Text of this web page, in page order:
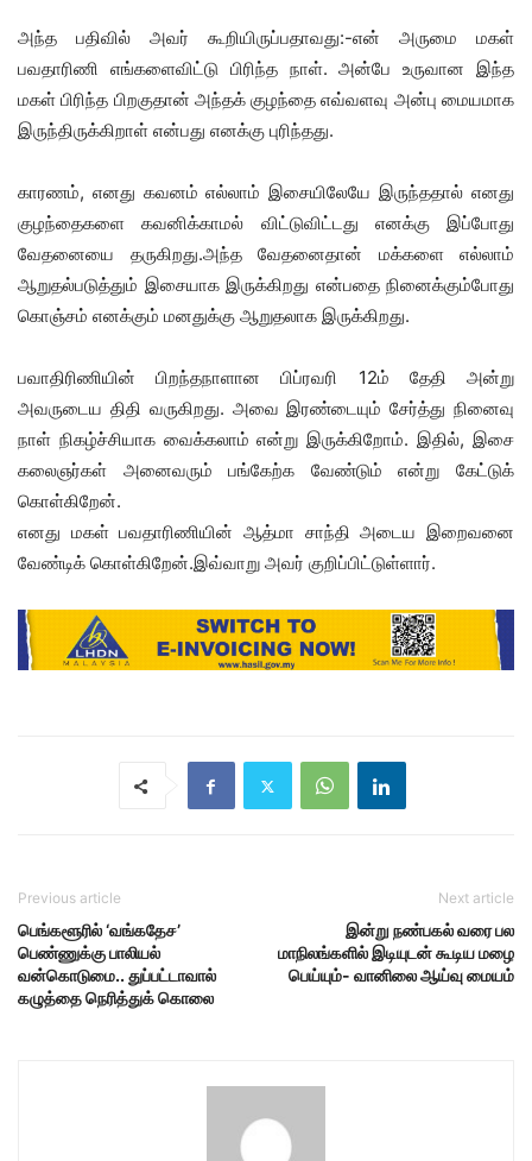
அந்த பதிவில் அவர் கூறியிருப்பதாவது:-என் அருமை மகள்
பவதாரிணி எங்களைவிட்டு பிரிந்த நாள். அன்பே உருவான இந்த
மகள் பிரிந்த பிறகுதான் அந்தக் குழந்தை எவ்வளவு அன்பு மையமாக
இருந்திருக்கிறாள் என்பது எனக்கு புரிந்தது.
காரணம், எனது கவனம் எல்லாம் இசையிலேயே இருந்ததால் எனது
குழந்தைகளை கவனிக்காமல் விட்டுவிட்டது எனக்கு இப்போது
வேதனையை தருகிறது.அந்த வேதனைதான் மக்களை எல்லாம்
ஆறுதல்படுத்தும் இசையாக இருக்கிறது என்பதை நினைக்கும்போது
கொஞ்சம் எனக்கும் மனதுக்கு ஆறுதலாக இருக்கிறது.
பவாதிரிணியின் பிறந்தநாளான பிப்ரவரி 12ம் தேதி அன்று
அவருடைய திதி வருகிறது. அவை இரண்டையும் சேர்த்து நினைவு
நாள் நிகழ்ச்சியாக வைக்கலாம் என்று இருக்கிறோம். இதில், இசை
கலைஞர்கள் அனைவரும் பங்கேற்க வேண்டும் என்று கேட்டுக்
கொள்கிறேன்.
எனது மகள் பவதாரிணியின் ஆத்மா சாந்தி அடைய இறைவனை
வேண்டிக் கொள்கிறேன்.இவ்வாறு அவர் குறிப்பிட்டுள்ளார்.
Previous article
பெங்களூரில் ‘வங்கதேச’
பெண்ணுக்கு பாலியல்
வன்கொடுமை.. துப்பட்டாவால்
கழுத்தை நெரித்துக் கொலை
Next article
இன்று நண்பகல் வரை பல
மாநிலங்களில் இடியுடன் கூடிய மழை
பெய்யும்- வானிலை ஆய்வு மையம்